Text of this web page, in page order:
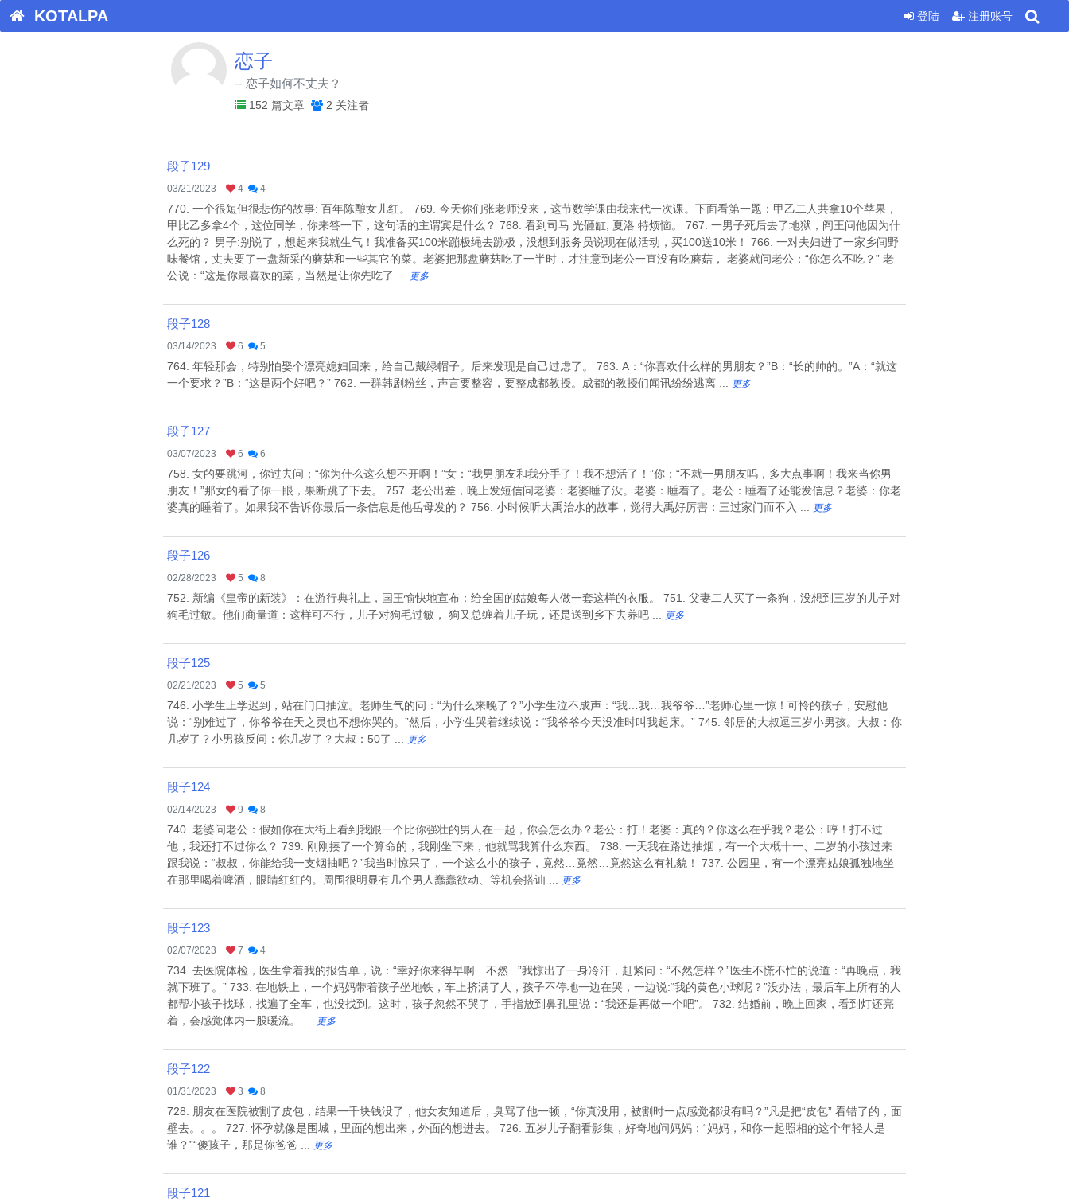
KOTALPA 登陆 注册账号
恋子
-- 恋子如何不丈夫？
152 篇文章 2 关注者
段子129
03/21/2023 4 4
770. 一个很短但很悲伤的故事: 百年陈酿女儿红。 769. 今天你们张老师没来，这节数学课由我来代一次课。下面看第一题：甲乙二人共拿10个苹果，
甲比乙多拿4个，这位同学，你来答一下，这句话的主谓宾是什么？ 768. 看到司马 光砸缸, 夏洛 特烦恼。 767. 一男子死后去了地狱，阎王问他因为什
么死的？ 男子:别说了，想起来我就生气！我准备买100米蹦极绳去蹦极，没想到服务员说现在做活动，买100送10米！ 766. 一对夫妇进了一家乡间野
味餐馆，丈夫要了一盘新采的蘑菇和一些其它的菜。老婆把那盘蘑菇吃了一半时，才注意到老公一直没有吃蘑菇， 老婆就问老公：“你怎么不吃？” 老
公说：“这是你最喜欢的菜，当然是让你先吃了 ...
更多
段子128
03/14/2023 6 5
764. 年轻那会，特别怕娶个漂亮媳妇回来，给自己戴绿帽子。后来发现是自己过虑了。 763. A：“你喜欢什么样的男朋友？”B：“长的帅的。”A：“就这
一个要求？”B：“这是两个好吧？” 762. 一群韩剧粉丝，声言要整容，要整成都教授。成都的教授们闻讯纷纷逃离 ...
更多
段子127
03/07/2023 6 6
758. 女的要跳河，你过去问：“你为什么这么想不开啊！”女：“我男朋友和我分手了！我不想活了！”你：“不就一男朋友吗，多大点事啊！我来当你男
朋友！”那女的看了你一眼，果断跳了下去。 757. 老公出差，晚上发短信问老婆：老婆睡了没。老婆：睡着了。老公：睡着了还能发信息？老婆：你老
婆真的睡着了。如果我不告诉你最后一条信息是他岳母发的？ 756. 小时候听大禹治水的故事，觉得大禹好厉害：三过家门而不入 ...
更多
段子126
02/28/2023 5 8
752. 新编《皇帝的新装》：在游行典礼上，国王愉快地宣布：给全国的姑娘每人做一套这样的衣服。 751. 父妻二人买了一条狗，没想到三岁的儿子对
狗毛过敏。他们商量道：这样可不行，儿子对狗毛过敏， 狗又总缠着儿子玩，还是送到乡下去养吧 ...
更多
段子125
02/21/2023 5 5
746. 小学生上学迟到，站在门口抽泣。老师生气的问：“为什么来晚了？”小学生泣不成声：“我…我…我爷爷…”老师心里一惊！可怜的孩子，安慰他
说：“别难过了，你爷爷在天之灵也不想你哭的。”然后，小学生哭着继续说：“我爷爷今天没准时叫我起床。” 745. 邻居的大叔逗三岁小男孩。大叔：你
几岁了？小男孩反问：你几岁了？大叔：50了 ...
更多
段子124
02/14/2023 9 8
740. 老婆问老公：假如你在大街上看到我跟一个比你强壮的男人在一起，你会怎么办？老公：打！老婆：真的？你这么在乎我？老公：哼！打不过
他，我还打不过你么？ 739. 刚刚揍了一个算命的，我刚坐下来，他就骂我算什么东西。 738. 一天我在路边抽烟，有一个大概十一、二岁的小孩过来
跟我说：“叔叔，你能给我一支烟抽吧？”我当时惊呆了，一个这么小的孩子，竟然…竟然…竟然这么有礼貌！ 737. 公园里，有一个漂亮姑娘孤独地坐
在那里喝着啤酒，眼睛红红的。周围很明显有几个男人蠢蠢欲动、等机会搭讪 ...
更多
段子123
02/07/2023 7 4
734. 去医院体检，医生拿着我的报告单，说：“幸好你来得早啊…不然...”我惊出了一身冷汗，赶紧问：“不然怎样？”医生不慌不忙的说道：“再晚点，我
就下班了。” 733. 在地铁上，一个妈妈带着孩子坐地铁，车上挤满了人，孩子不停地一边在哭，一边说:“我的黄色小球呢？”没办法，最后车上所有的人
都帮小孩子找球，找遍了全车，也没找到。这时，孩子忽然不哭了，手指放到鼻孔里说：“我还是再做一个吧”。 732. 结婚前，晚上回家，看到灯还亮
着，会感觉体内一股暖流。 ...
更多
段子122
01/31/2023 3 8
728. 朋友在医院被割了皮包，结果一千块钱没了，他女友知道后，臭骂了他一顿，“你真没用，被割时一点感觉都没有吗？”凡是把“皮包” 看错了的，面
壁去。。。 727. 怀孕就像是围城，里面的想出来，外面的想进去。 726. 五岁儿子翻看影集，好奇地问妈妈：“妈妈，和你一起照相的这个年轻人是
谁？”“傻孩子，那是你爸爸 ...
更多
段子121